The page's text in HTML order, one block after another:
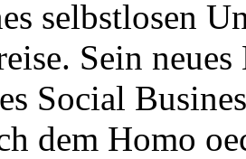
selbstlosen
Sein
Social
dem Homo